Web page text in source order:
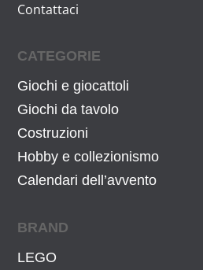
Contattaci
CATEGORIE
Giochi e giocattoli
Giochi da tavolo
Costruzioni
Hobby e collezionismo
Calendari dell’avvento
BRAND
LEGO